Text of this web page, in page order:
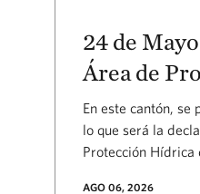
24 de
Área de
En este cantón,
lo que será la
Protección Hídrica
AGO 06, 2026